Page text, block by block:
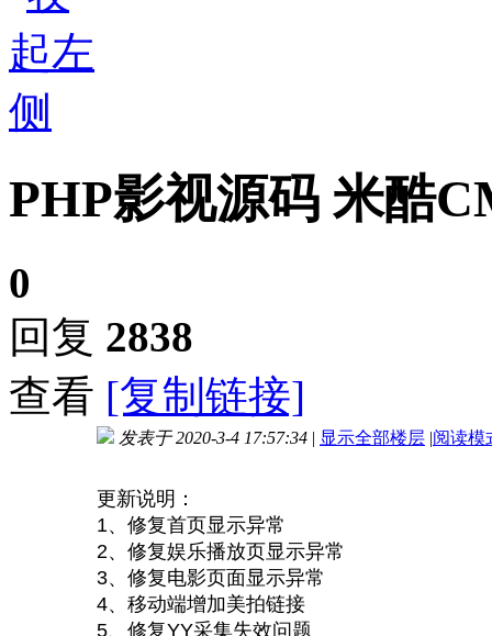
PHP影视源码 米酷
0
回复 2838
查看 [复制链接]
发表于 2020-3-4 17:57:34 | 显示全部楼层 |阅读模
更新说明：
1、修复首页显示异常
2、修复娱乐播放页显示异常
3、修复电影页面显示异常
4、移动端增加美拍链接
5、修复YY采集失效问题